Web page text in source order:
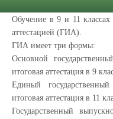
Обучение в 9 и 11 классах
аттестацией (ГИА).
ГИА имеет три формы:
Основной
итоговая аттестация в 9
Единый
итоговая аттестация в 11
Государственный